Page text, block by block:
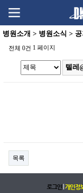
content
menu
병원소개 > 병원소식 >
전체 0건 1 페이지
목록
로그인|개인정